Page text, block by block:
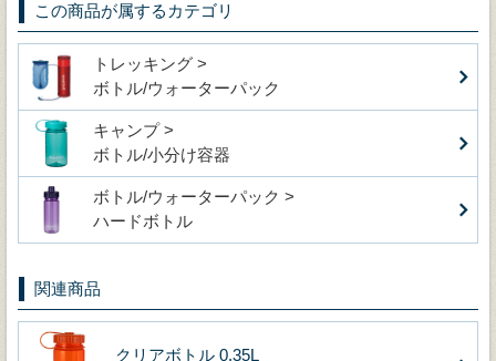
この商品が属するカテゴリ
トレッキング >
ボトル/ウォーターパック
キャンプ >
ボトル/小分け容器
ボトル/ウォーターパック >
ハードボトル
関連商品
クリアボトル 0.35L